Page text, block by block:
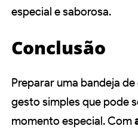
especial e saborosa.
Conclusão
Preparar uma bandeja
gesto simples que pode
momento especial. Com